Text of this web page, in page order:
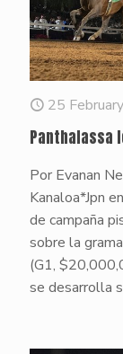
25
Panthalassa
Por Evanan
Kanaloa*Jpn
de campaña
sobre la
(G1,
se desarrolla